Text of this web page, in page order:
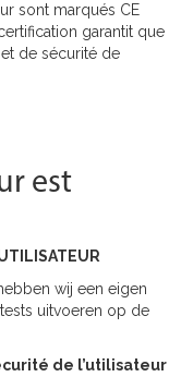
sont marqués CE
garantit que
de sécurité de
est
wij een eigen
uitvoeren op de
de l’utilisateur